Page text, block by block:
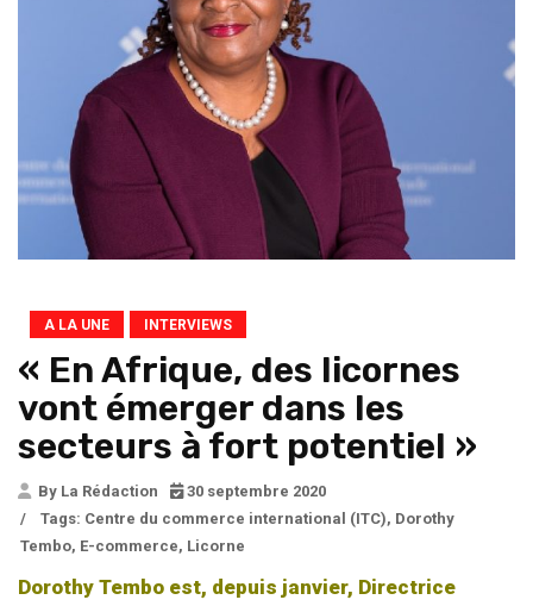
A LA UNE INTERVIEWS
« En Afrique, des licornes
vont émerger dans les
secteurs à fort potentiel »
By La Rédaction
30 septembre 2020
/
Tags: Centre du commerce international (ITC), Dorothy
Tembo, E-commerce, Licorne
Dorothy Tembo est, depuis janvier, Directrice